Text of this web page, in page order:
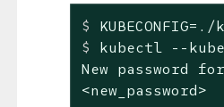
$
$
kubectl --
New password
<new_password>